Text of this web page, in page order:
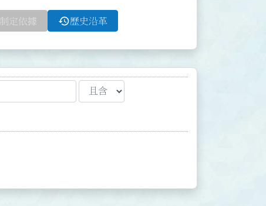
制定依據 history歷史沿革